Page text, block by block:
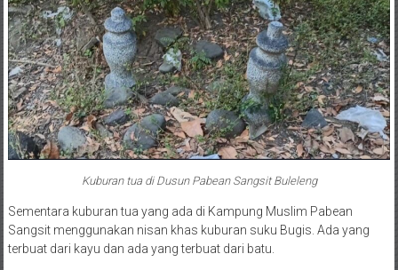
Kuburan tua di Dusun Pabean Sangsit Buleleng
Sementara kuburan tua yang ada di Kampung Muslim Pabean
Sangsit menggunakan nisan khas kuburan suku Bugis. Ada yang
terbuat dari kayu dan ada yang terbuat dari batu.